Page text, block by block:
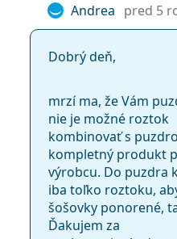
Andrea pred 5
Dobrý deň,
mrzí ma, že Vám
nie je možné roztok
kombinovať s
kompletný produkt
výrobcu. Do puzdra
iba toľko roztoku,
šošovky ponorené,
Ďakujem za